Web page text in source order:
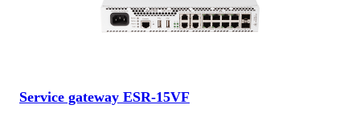
Service gateway ESR-15VF